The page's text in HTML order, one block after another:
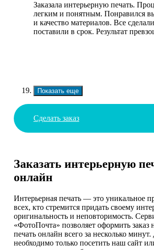
Заказала интерьерную печать.
легким и понятным. Понравился
и качество материалов. Все
поставили в срок. Результат
Показать еще
Сделать заказ
Заказать интерьерную
онлайн
Интерьерная печать — это уникальное
всех, кто стремится придать своему
оригинальность и неповторимость.
«ФотоПочта» позволяет оформить заказ
печать онлайн всего за несколько
необходимо только посетить наш сайт